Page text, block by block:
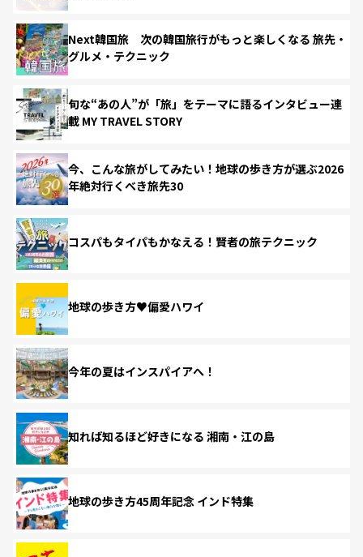
Next韓国旅 次の韓国旅行がもっと楽しくなる 旅先・
グルメ・テクニック
旬な“あの人”が「旅」をテーマに語るインタビュー連
載 MY TRAVEL STORY
今、こんな旅がしてみたい！地球の歩き方が選ぶ2026
年絶対行くべき旅先30
コスパもタイパもかなえる！賢者の旅テクニック
地球の歩き方♥偏愛ハワイ
今年の夏はインスパイアへ！
知れば知るほど好きになる 湘南・江の島
地球の歩き方45周年記念 インド特集